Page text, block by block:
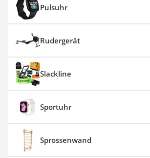
Pulsuhr
Rudergerät
Slackline
Sportuhr
Sprossenwand